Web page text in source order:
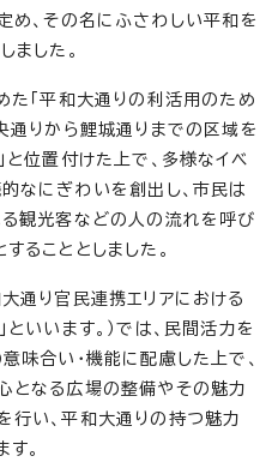
め、その名にふさわしい平和を
ました。
た「平和大通りの利活用のため
通りから鯉城通りまでの区域を
と位置付けた上で、多様なイベ
なにぎわいを創出し、市民は
観光客などの人の流れを呼び
ることとしました。
通り官民連携エリアにおける
いいます。）では、民間活力を
味合い・機能に配慮した上で、
となる広場の整備やその魅力
行い、平和大通りの持つ魅力
。